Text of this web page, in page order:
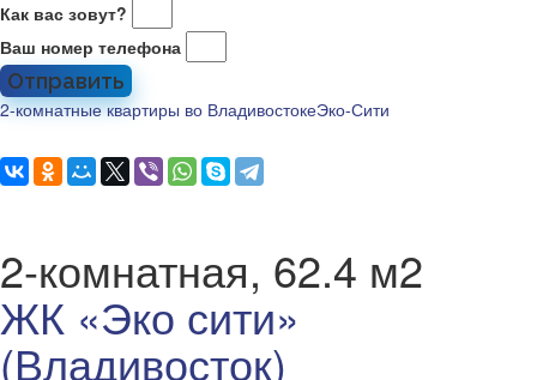
Как вас зовут?
Ваш номер телефона
Отправить
2-комнатные квартиры во ВладивостокеЭко-Сити
2-комнатная, 62.4 м2
ЖК «Эко сити»
(Владивосток)